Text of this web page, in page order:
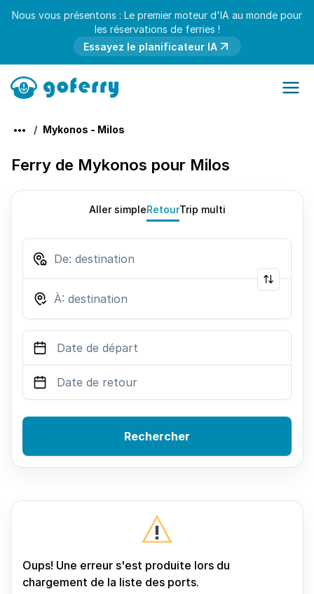
Nous vous présentons : Le premier moteur d'IA au monde pour
les réservations de ferries !
Essayez le planificateur IA
Mykonos - Milos
Ferry de Mykonos pour Milos
Aller simpleRetourTrip multi
Rechercher
Oups! Une erreur s'est produite lors du
chargement de la liste des ports.